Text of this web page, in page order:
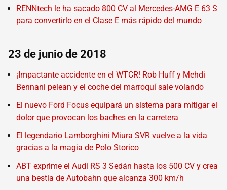
RENNtech le ha sacado 800 CV al Mercedes-AMG E 63 S
para convertirlo en el Clase E más rápido del mundo
23 de junio de 2018
¡Impactante accidente en el WTCR! Rob Huff y Mehdi
Bennani pelean y el coche del marroquí sale volando
El nuevo Ford Focus equipará un sistema para mitigar el
dolor que provocan los baches en la carretera
El legendario Lamborghini Miura SVR vuelve a la vida
gracias a la magia de Polo Storico
ABT exprime el Audi RS 3 Sedán hasta los 500 CV y crea
una bestia de Autobahn que alcanza 300 km/h